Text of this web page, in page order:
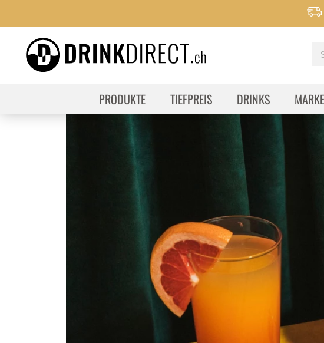
PRODUKTE TIEFPREIS DRINKS